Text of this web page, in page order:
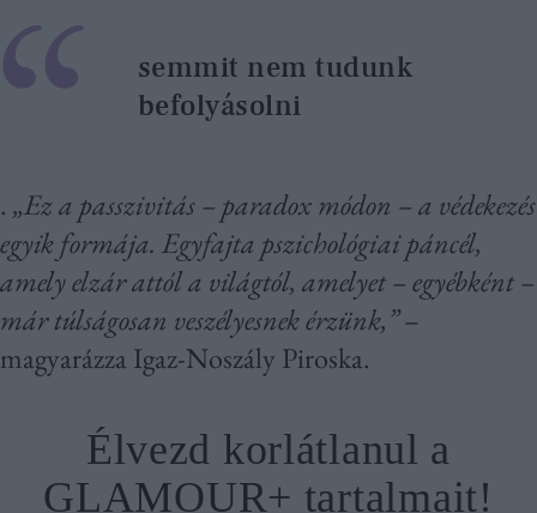
semmit nem tudunk
befolyásolni
. „Ez a passzivitás – paradox módon – a védekezés
egyik formája. Egyfajta pszichológiai páncél,
amely elzár attól a világtól, amelyet – egyébként –
már túlságosan veszélyesnek érzünk,”–
magyarázza Igaz-Noszály Piroska.